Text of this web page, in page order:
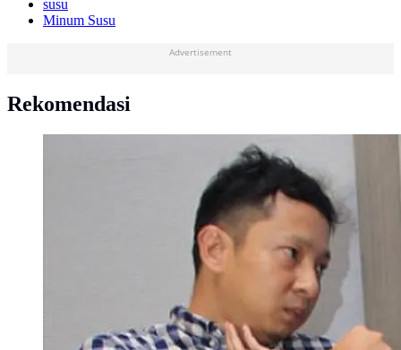
susu
Minum Susu
Advertisement
Rekomendasi